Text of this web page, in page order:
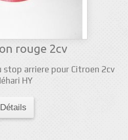
rouge 2cv
stop arriere pour Citroen 2cv
HY
Détails